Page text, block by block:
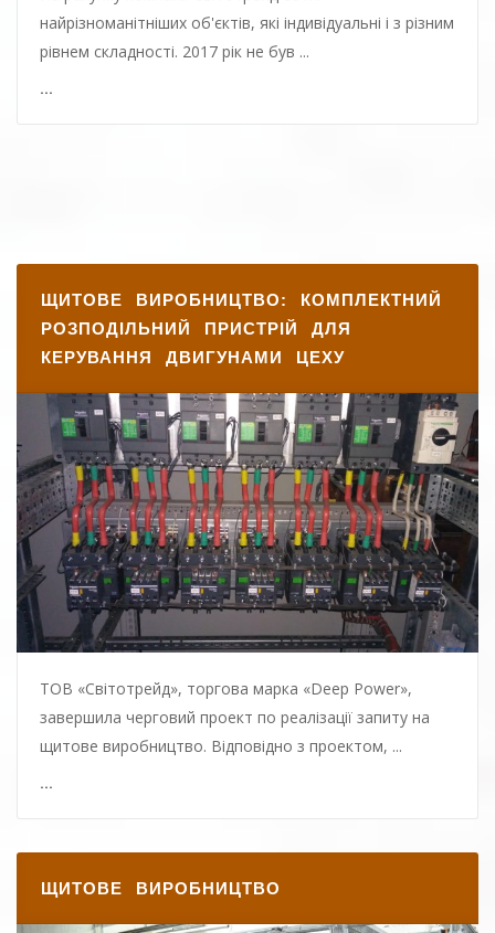
На рахунку компанії Світотрейд сотні
найрізноманітніших об'єктів, які індивідуальні і з різним
рівнем складності. 2017 рік не був ...
...
ЩИТОВЕ ВИРОБНИЦТВО: КОМПЛЕКТНИЙ
РОЗПОДІЛЬНИЙ ПРИСТРІЙ ДЛЯ
КЕРУВАННЯ ДВИГУНАМИ ЦЕХУ
ТОВ «Світотрейд», торгова марка «Deep Power»,
завершила черговий проект по реалізації запиту на
щитове виробництво. Відповідно з проектом, ...
...
ЩИТОВЕ ВИРОБНИЦТВО